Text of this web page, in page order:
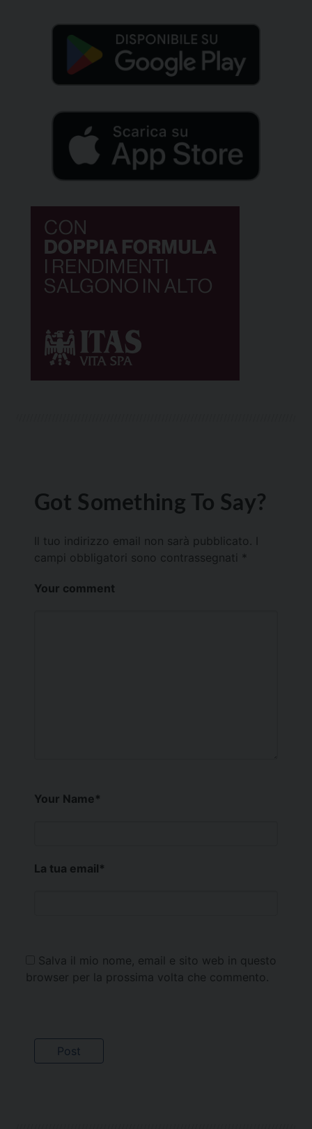
Got Something To Say?
Il tuo indirizzo email non sarà pubblicato.
campi obbligatori sono contrassegnati *
Your comment
Your Name*
La tua email*
Salva il mio nome, email e sito web in questo
browser per la prossima volta che commento.